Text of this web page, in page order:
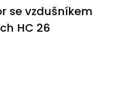
se vzdušníkem
HC 26